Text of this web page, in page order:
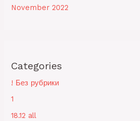
November 2022
Categories
! Без рубрики
1
18.12 all